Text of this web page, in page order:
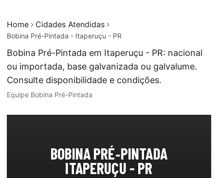
Home Cidades Atendidas
Bobina Pré-Pintada - Itaperuçu - PR
Bobina Pré-Pintada em Itaperuçu - PR: nacional
ou importada, base galvanizada ou galvalume.
Consulte disponibilidade e condições.
Equipe Bobina Pré-Pintada
BOBINA PRÉ‑PINTADA
ITAPERUÇU - PR